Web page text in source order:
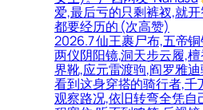
爱,最后亏的只剩裤衩,就
都要经历的 (次高赞)
2026.7 仙王裹尸布,五帝
两仪阴阳镜,洞天步云履,
界靴,应元雷渡驹,阎罗雅
看到这身穿搭的骑行者,千
观察路况,依旧转弯全凭自